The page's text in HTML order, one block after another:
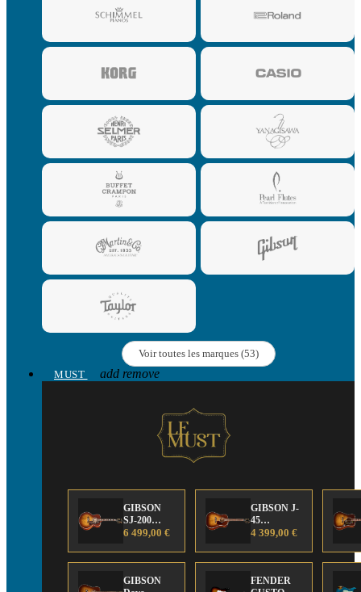
Voir toutes les marques (53)
MUST
add remove
GIBSON
SJ-200
Anniversary
Edition
6 499,00 €
GIBSON J-
45
Anniversary
Edition
4 399,00 €
GIBSON
FENDER